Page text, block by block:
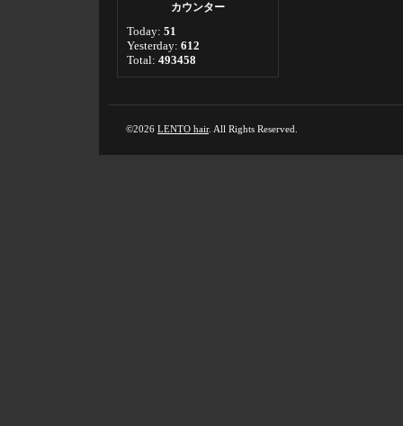
カウンター
Today: 51
Yesterday: 612
Total: 493458
©2026 LENTO hair. All Rights Reserved.